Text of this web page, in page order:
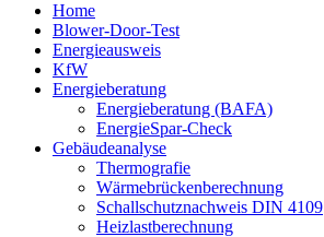
Home
Blower-Door-Test
Energieausweis
KfW
Energieberatung
Energieberatung (BAFA)
EnergieSpar-Check
Gebäudeanalyse
Thermografie
Wärmebrückenberechnung
Schallschutznachweis DIN 4109
Heizlastberechnung